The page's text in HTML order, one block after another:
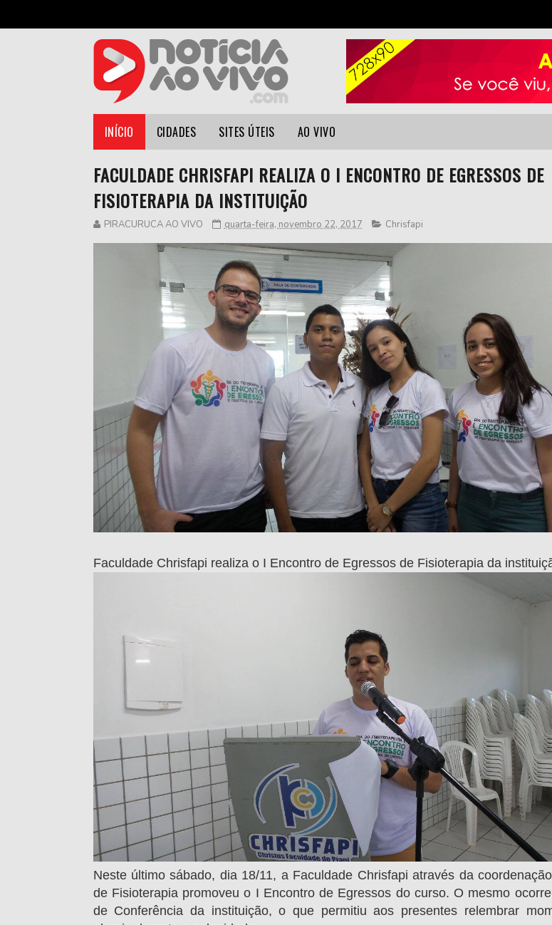
INÍCIO CIDADES SITES ÚTEIS AO VIVO
FACULDADE CHRISFAPI REALIZA O I ENCONTRO DE EGRESSOS DE
FISIOTERAPIA DA INSTITUIÇÃO
PIRACURUCA AO VIVO quarta-feira, novembro 22, 2017 Chrisfapi
Faculdade Chrisfapi realiza o I Encontro de Egressos de Fisioterapia da
Neste último sábado, dia 18/11, a Faculdade Chrisfapi através da
de Fisioterapia promoveu o I Encontro de Egressos do curso. O mesmo
de Conferência da instituição, o que permitiu aos presentes relembrar